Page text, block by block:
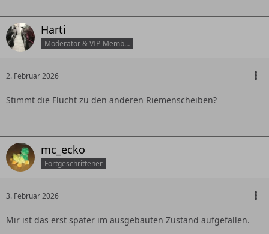
Harti
Moderator & VIP-Member
2. Februar 2026
Stimmt die Flucht zu den anderen Riemenscheiben?
mc_ecko
Fortgeschrittener
3. Februar 2026
Mir ist das erst später im ausgebauten Zustand aufgefallen.